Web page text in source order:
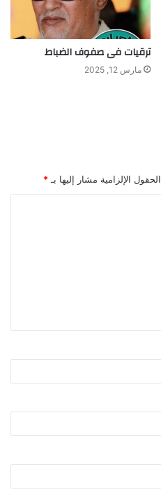
ترقيات فى صفوف الضباط
مارس 12, 2025
الحقول الإلزامية مشار إليها بـ *